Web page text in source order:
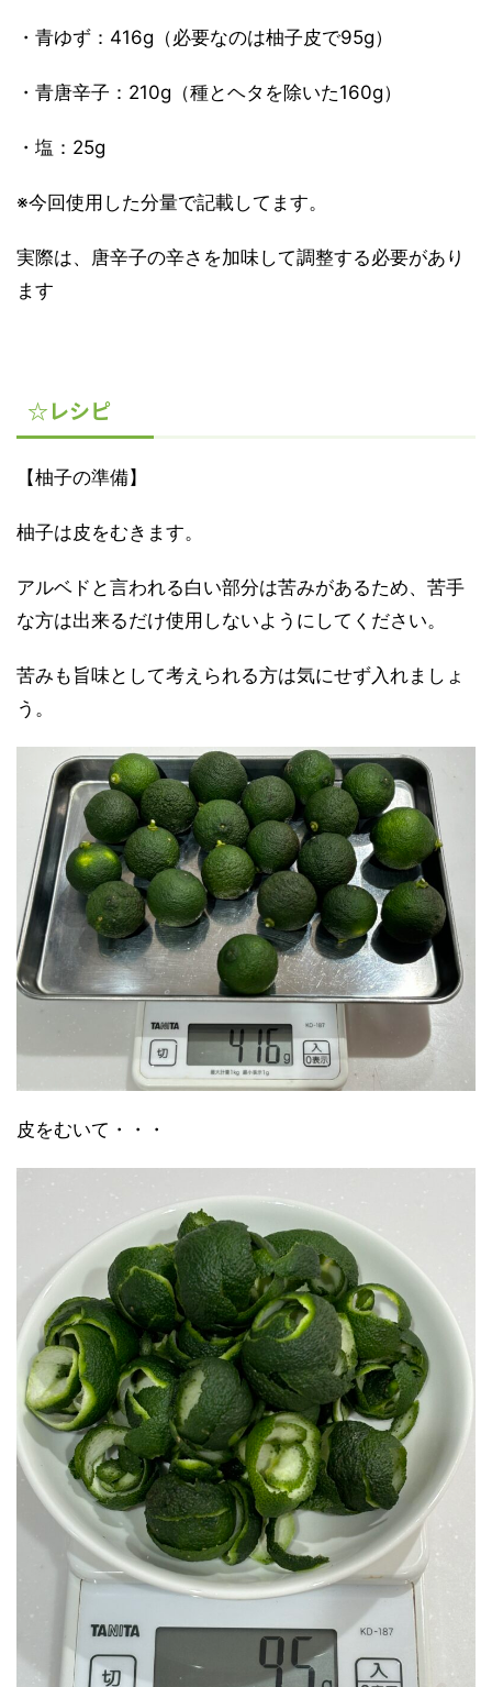
・青ゆず：416g（必要なのは柚子皮で95g）
・青唐辛子：210g（種とヘタを除いた160g）
・塩：25g
※今回使用した分量で記載してます。
実際は、唐辛子の辛さを加味して調整する必要があり
ます
☆レシピ
【柚子の準備】
柚子は皮をむきます。
アルベドと言われる白い部分は苦みがあるため、苦手
な方は出来るだけ使用しないようにしてください。
苦みも旨味として考えられる方は気にせず入れましょ
う。
皮をむいて・・・